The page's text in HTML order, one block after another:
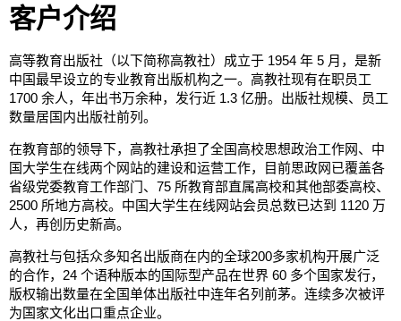
客户介绍
高等教育出版社（以下简称高教社）成立于 1954 年 5 月，是新
中国最早设立的专业教育出版机构之一。高教社现有在职员工
1700 余人，年出书万余种，发行近 1.3 亿册。出版社规模、员工
数量居国内出版社前列。
在教育部的领导下，高教社承担了全国高校思想政治工作网、中
国大学生在线两个网站的建设和运营工作，目前思政网已覆盖各
省级党委教育工作部门、75 所教育部直属高校和其他部委高校、
2500 所地方高校。中国大学生在线网站会员总数已达到 1120 万
人，再创历史新高。
高教社与包括众多知名出版商在内的全球200多家机构开展广泛
的合作，24 个语种版本的国际型产品在世界 60 多个国家发行，
版权输出数量在全国单体出版社中连年名列前茅。连续多次被评
为国家文化出口重点企业。